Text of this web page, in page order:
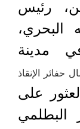
رئيس
البحري،
مدينة
حفائر الإنقاذ
على
البطلمي